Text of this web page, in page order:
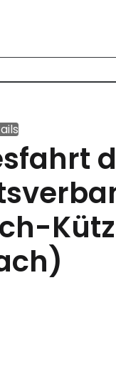
Kultur
Freizeit
Wirtschaft